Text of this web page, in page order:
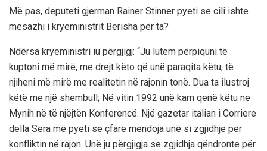
Më pas, deputeti gjerman Rainer Stinner pyeti se cili ishte
mesazhi i kryeministrit Berisha për ta?
Ndërsa kryeministri iu përgjigj: “Ju lutem përpiquni të
kuptoni më mirë, me drejt këto që unë paraqita këtu, të
njiheni më mirë me realitetin në rajonin tonë. Dua ta ilustroj
këtë me një shembull; Në vitin 1992 unë kam qenë këtu ne
Mynih në të njëjtën Konferencë. Një gazetar italian i Corriere
della Sera më pyeti se çfarë mendoja unë si zgjidhje për
konfliktin në rajon. Unë ju përgjigja se zgjidhja qëndronte për